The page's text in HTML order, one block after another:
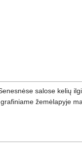
salose kelių
žemėlapyje